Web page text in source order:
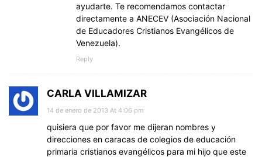
ayudarte. Te recomendamos contactar
directamente a ANECEV (Asociación Nacional
de Educadores Cristianos Evangélicos de
Venezuela).
Reply
CARLA VILLAMIZAR
14 de enero de 2013 At 4:06 pm
quisiera que por favor me dijeran nombres y
direcciones en caracas de colegios de educación
primaria cristianos evangélicos para mi hijo que este